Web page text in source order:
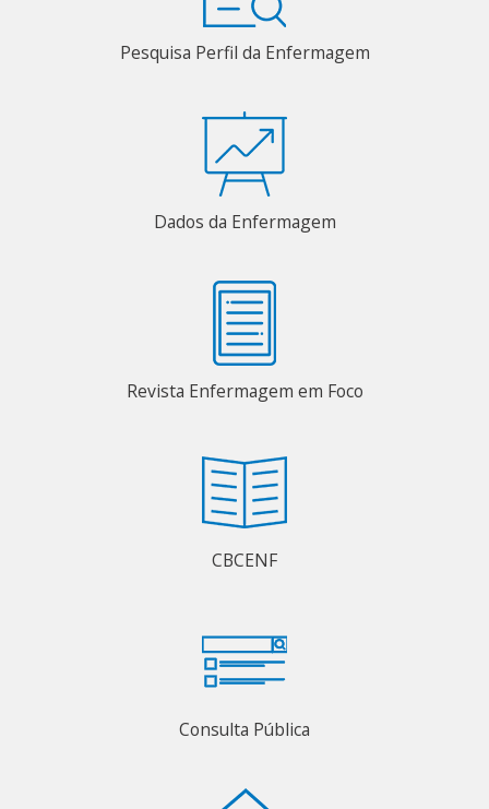
Pesquisa Perfil da Enfermagem
Dados da Enfermagem
Revista Enfermagem em Foco
CBCENF
Consulta Pública